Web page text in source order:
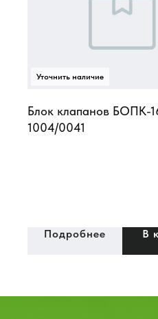
Блок клапанов БОПК-
1004/0041
Подробнее В